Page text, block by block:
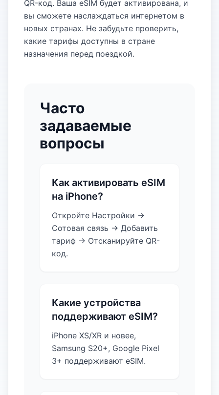
QR-код. Ваша eSIM будет активирована, и
вы сможете наслаждаться интернетом в
новых странах. Не забудьте проверить,
какие тарифы доступны в стране
назначения перед поездкой.
Часто
задаваемые
вопросы
Как активировать eSIM
на iPhone?
Откройте Настройки →
Сотовая связь → Добавить
тариф → Отсканируйте QR-
код.
Какие устройства
поддерживают eSIM?
iPhone XS/XR и новее,
Samsung S20+, Google Pixel
3+ поддерживают eSIM.